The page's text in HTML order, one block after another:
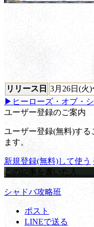
リリース日 3月26日(火)
▶ヒーローズ・オブ・
ユーザー登録のご案内
ユーザー登録(無料)する
ます。
新規登録(無料)して使う
この記事を書いた人
シャドバ攻略班
ポスト
LINEで送る